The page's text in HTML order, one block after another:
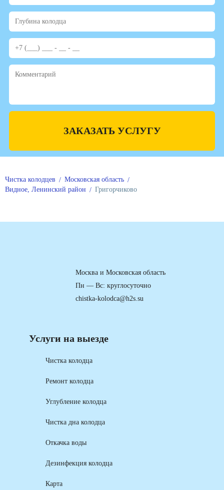
ЗАКАЗАТЬ УСЛУГУ
Чистка колодцев
Московская область
Видное, Ленинский район
Григорчиково
Услуги на выезде
Чистка колодца
Ремонт колодца
Углубление колодца
Чистка дна колодца
Откачка воды
Дезинфекция колодца
Карта
Москва и Московская область
Пн — Вс: круглосуточно
chistka-kolodca@h2s.su